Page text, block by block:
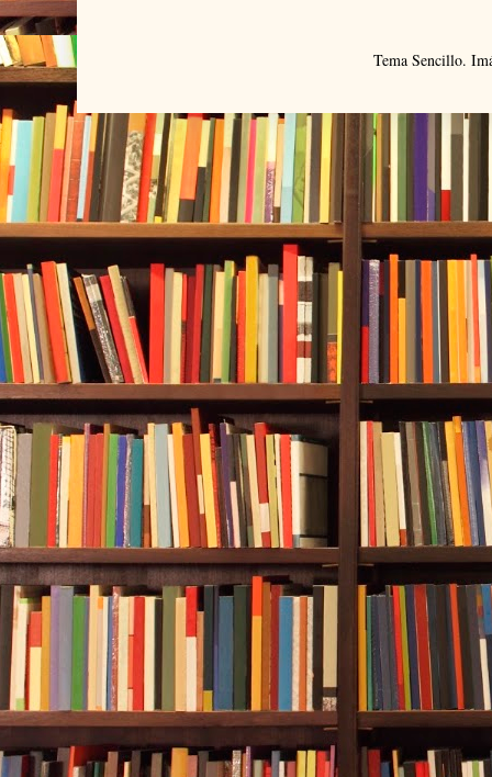
Tema Sencillo.